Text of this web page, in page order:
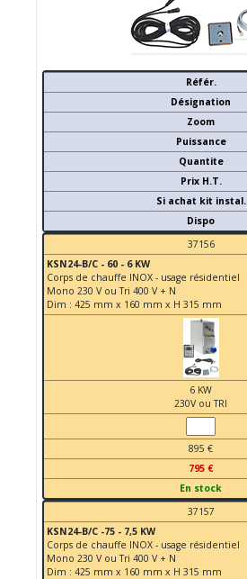
Référ.
Désignation
Zoom
Puissance
Quantite
Prix H.T.
Si achat kit instal.
Dispo
37156
KSN24-B/C - 60 - 6 KW
Corps de chauffe INOX - usage résidentiel
Mono 230 V ou Tri 400 V + N
Dim : 425 mm x 160 mm x H 315 mm
6 KW
230V ou TRI
895 €
795 €
En stock
37157
KSN24-B/C -75 - 7,5 KW
Corps de chauffe INOX - usage résidentiel
Mono 230 V ou Tri 400 V + N
Dim : 425 mm x 160 mm x H 315 mm